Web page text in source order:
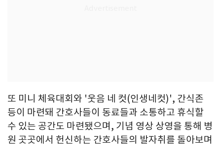
또 미니 체육대회와 '웃음 네 컷(인생네컷)', 간식존
등이 마련돼 간호사들이 동료들과 소통하고 휴식할
수 있는 공간도 마련됐으며, 기념 영상 상영을 통해 병
원 곳곳에서 헌신하는 간호사들의 발자취를 돌아보며